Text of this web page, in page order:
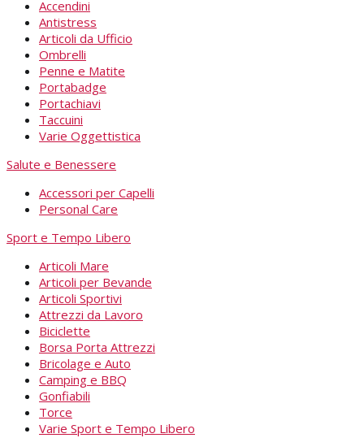
Accendini
Antistress
Articoli da Ufficio
Ombrelli
Penne e Matite
Portabadge
Portachiavi
Taccuini
Varie Oggettistica
Salute e Benessere
Accessori per Capelli
Personal Care
Sport e Tempo Libero
Articoli Mare
Articoli per Bevande
Articoli Sportivi
Attrezzi da Lavoro
Biciclette
Borsa Porta Attrezzi
Bricolage e Auto
Camping e BBQ
Gonfiabili
Torce
Varie Sport e Tempo Libero